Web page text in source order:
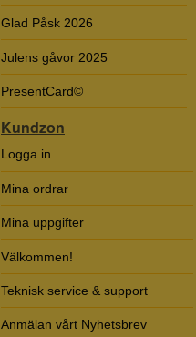
Glad Påsk 2026
Julens gåvor 2025
PresentCard©
Kundzon
Logga in
Mina ordrar
Mina uppgifter
Välkommen!
Teknisk service & support
Anmälan vårt Nyhetsbrev